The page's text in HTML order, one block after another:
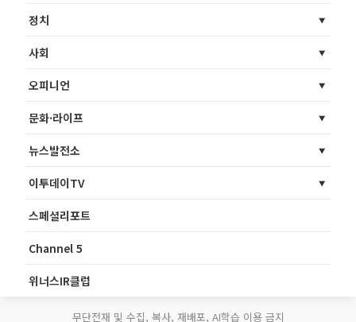
정치
사회
오피니언
문화·라이프
뉴스발전소
이투데이TV
스페셜리포트
Channel 5
위너스IR클럽
무단전재 및 수집, 복사, 재배포, AI학습 이용 금지